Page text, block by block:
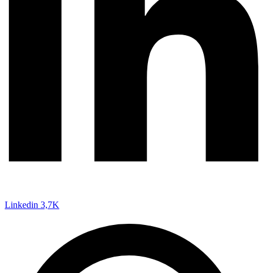
Linkedin 3,7K